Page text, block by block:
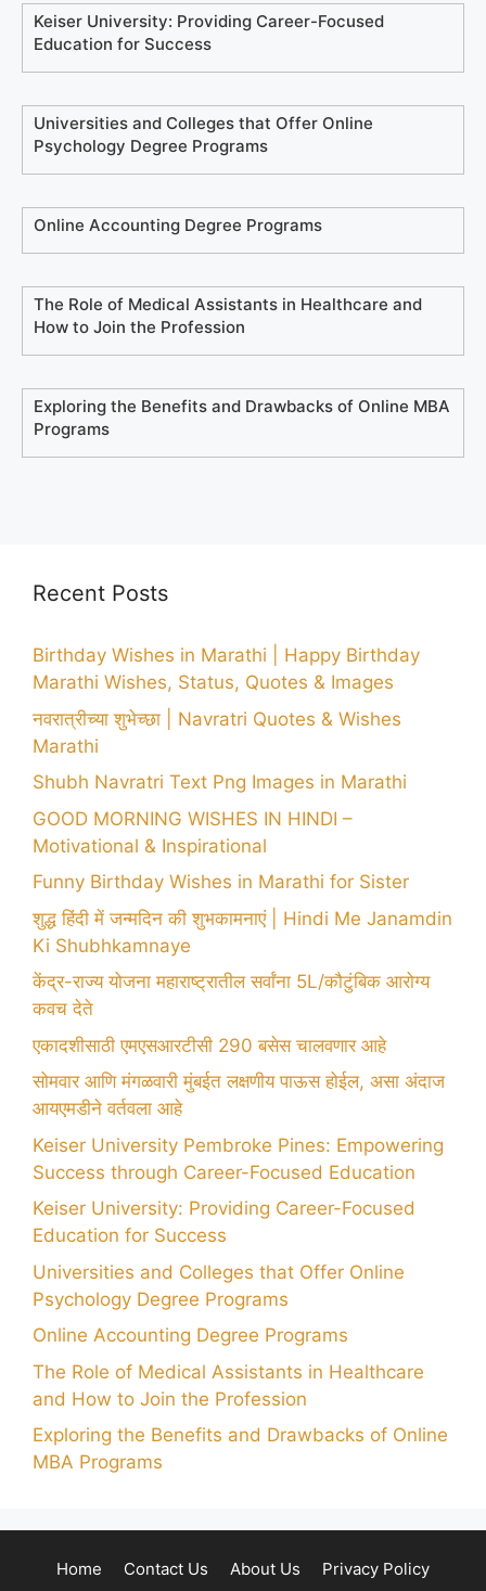
Keiser University: Providing Career-Focused
Education for Success
Universities and Colleges that Offer Online
Psychology Degree Programs
Online Accounting Degree Programs
The Role of Medical Assistants in Healthcare and
How to Join the Profession
Exploring the Benefits and Drawbacks of Online MBA
Programs
Recent Posts
Birthday Wishes in Marathi | Happy Birthday
Marathi Wishes, Status, Quotes & Images
नवरात्रीच्या शुभेच्छा | Navratri Quotes & Wishes
Marathi
Shubh Navratri Text Png Images in Marathi
GOOD MORNING WISHES IN HINDI –
Motivational & Inspirational
Funny Birthday Wishes in Marathi for Sister
शुद्ध हिंदी में जन्मदिन की शुभकामनाएं | Hindi Me Janamdin
Ki Shubhkamnaye
केंद्र-राज्य योजना महाराष्ट्रातील सर्वांना 5L/कौटुंबिक आरोग्य
कवच देते
एकादशीसाठी एमएसआरटीसी 290 बसेस चालवणार आहे
सोमवार आणि मंगळवारी मुंबईत लक्षणीय पाऊस होईल, असा अंदाज
आयएमडीने वर्तवला आहे
Keiser University Pembroke Pines: Empowering
Success through Career-Focused Education
Keiser University: Providing Career-Focused
Education for Success
Universities and Colleges that Offer Online
Psychology Degree Programs
Online Accounting Degree Programs
The Role of Medical Assistants in Healthcare
and How to Join the Profession
Exploring the Benefits and Drawbacks of Online
MBA Programs
Home Contact Us About Us Privacy Policy